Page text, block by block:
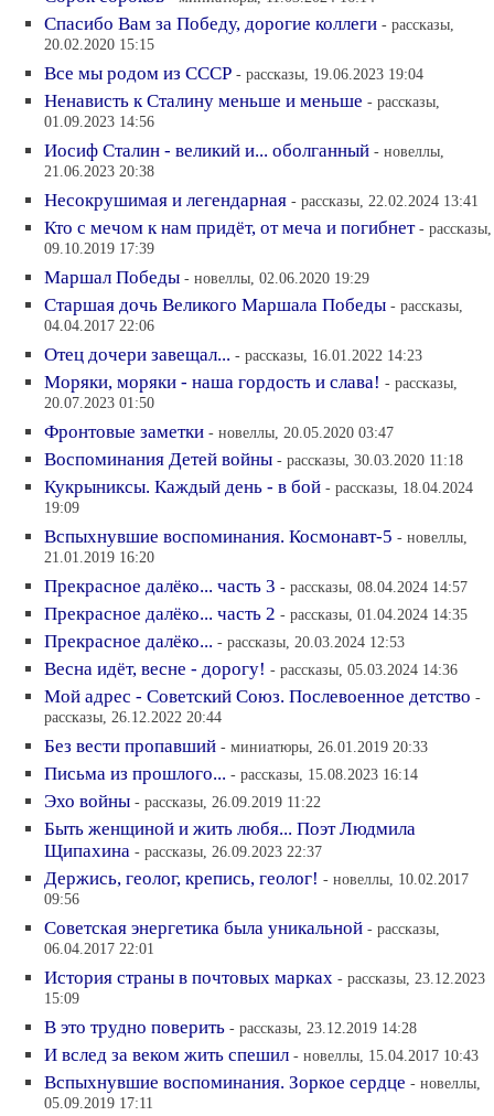
Спасибо Вам за Победу, дорогие коллеги - рассказы,
20.02.2020 15:15
Все мы родом из СССР - рассказы, 19.06.2023 19:04
Ненависть к Сталину меньше и меньше - рассказы,
01.09.2023 14:56
Иосиф Сталин - великий и... оболганный - новеллы,
21.06.2023 20:38
Несокрушимая и легендарная - рассказы, 22.02.2024 13:41
Кто с мечом к нам придёт, от меча и погибнет - рассказы,
09.10.2019 17:39
Маршал Победы - новеллы, 02.06.2020 19:29
Старшая дочь Великого Маршала Победы - рассказы,
04.04.2017 22:06
Отец дочери завещал... - рассказы, 16.01.2022 14:23
Моряки, моряки - наша гордость и слава! - рассказы,
20.07.2023 01:50
Фронтовые заметки - новеллы, 20.05.2020 03:47
Воспоминания Детей войны - рассказы, 30.03.2020 11:18
Кукрыниксы. Каждый день - в бой - рассказы, 18.04.2024
19:09
Вспыхнувшие воспоминания. Космонавт-5 - новеллы,
21.01.2019 16:20
Прекрасное далёко... часть 3 - рассказы, 08.04.2024 14:57
Прекрасное далёко... часть 2 - рассказы, 01.04.2024 14:35
Прекрасное далёко... - рассказы, 20.03.2024 12:53
Весна идёт, весне - дорогу! - рассказы, 05.03.2024 14:36
Мой адрес - Советский Союз. Послевоенное детство -
рассказы, 26.12.2022 20:44
Без вести пропавший - миниатюры, 26.01.2019 20:33
Письма из прошлого... - рассказы, 15.08.2023 16:14
Эхо войны - рассказы, 26.09.2019 11:22
Быть женщиной и жить любя... Поэт Людмила
Щипахина - рассказы, 26.09.2023 22:37
Держись, геолог, крепись, геолог! - новеллы, 10.02.2017
09:56
Советская энергетика была уникальной - рассказы,
06.04.2017 22:01
История страны в почтовых марках - рассказы, 23.12.2023
15:09
В это трудно поверить - рассказы, 23.12.2019 14:28
И вслед за веком жить спешил - новеллы, 15.04.2017 10:43
Вспыхнувшие воспоминания. Зоркое сердце - новеллы,
05.09.2019 17:11